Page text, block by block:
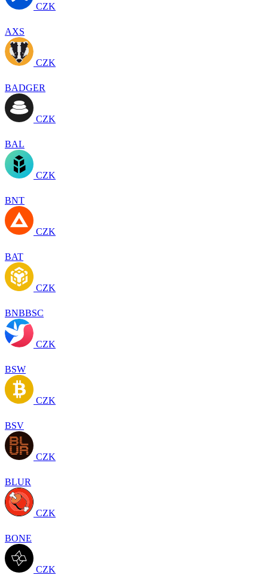
CZK
AXS
CZK
BADGER
CZK
BAL
CZK
BNT
CZK
BAT
CZK
BNBBSC
CZK
BSW
CZK
BSV
CZK
BLUR
CZK
BONE
CZK